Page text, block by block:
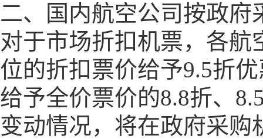
二、国内航空公司按政
对于市场折扣机票，各
位的折扣票价给予9.5折
给予全价票价的8.8折、
变动情况，将在政府采购